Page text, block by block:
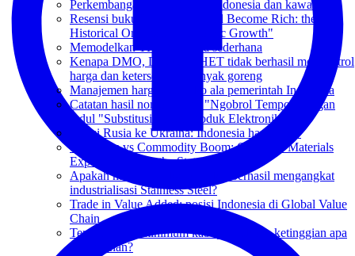
Perkembangan FDI terbaru: Indonesia dan kawasan
Resensi buku "How the World Become Rich: the
Historical Origins of Economic Growth"
Memodelkan TKDN secara sederhana
Kenapa DMO, DPO dan HET tidak berhasil mengontrol
harga dan ketersediaan minyak goreng
Manajemen harga sembako ala pemerintah Indonesia
Catatan hasil nonton acara "Ngobrol Tempo" dengan
judul "Substitusi Impor Produk Elektronika"
Invasi Rusia ke Ukraina: Indonesia harus apa?
Oil Boom vs Commodity Boom: Can Raw Materials
Export Ban Save the State Budget?
Apakah melarang Ekspor Nikel berhasil mengangkat
industrialisasi Stainless Steel?
Trade in Value Added: posisi Indonesia di Global Value
Chain
Tentang upah minimum kabupaten/kota: ketinggian apa
kerendahan?